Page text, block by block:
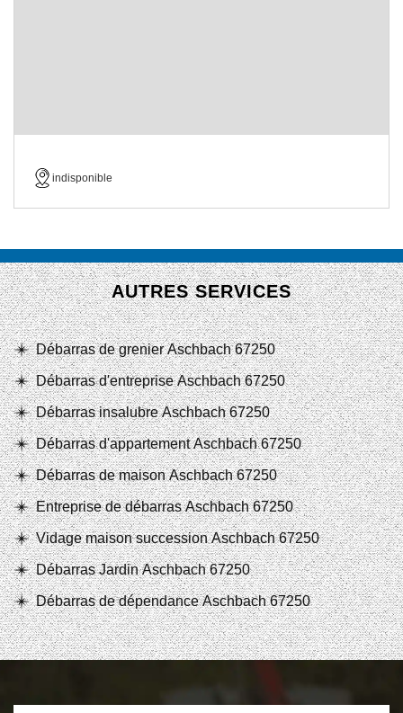
indisponible
AUTRES SERVICES
Débarras de grenier Aschbach 67250
Débarras d'entreprise Aschbach 67250
Débarras insalubre Aschbach 67250
Débarras d'appartement Aschbach 67250
Débarras de maison Aschbach 67250
Entreprise de débarras Aschbach 67250
Vidage maison succession Aschbach 67250
Débarras Jardin Aschbach 67250
Débarras de dépendance Aschbach 67250